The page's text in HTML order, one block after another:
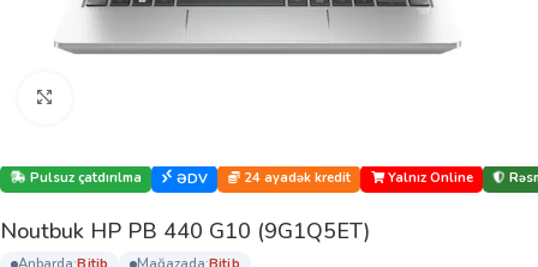
Pulsuz çatdırılma ƏDV 24 ayadək kredit Yalnız Online
Noutbuk HP PB 440 G10 (9G1Q5ET)